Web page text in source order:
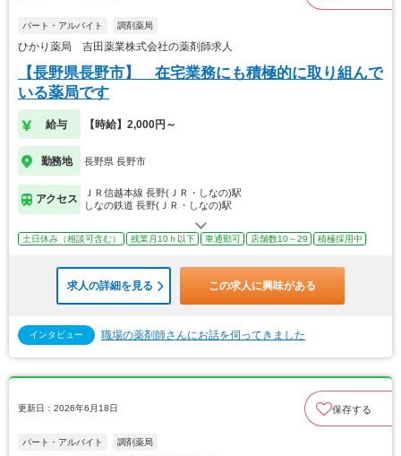
パート・アルバイト 調剤薬局
ひかり薬局 吉田薬業株式会社の薬剤師求人
【長野県長野市】 在宅業務にも積極的に取り組んで
いる薬局です
給与 【時給】2,000円～
勤務地 長野県 長野市
アクセス
ＪＲ信越本線 長野(ＪＲ・しなの)駅
しなの鉄道 長野(ＪＲ・しなの)駅
土日休み（相談可含む） 残業月10ｈ以下 車通勤可 店舗数10～29 積極採用中
求人の詳細を見る この求人に興味がある
インタビュー 職場の薬剤師さんにお話を伺ってきました
更新日：2026年6月18日 保存する
パート・アルバイト 調剤薬局